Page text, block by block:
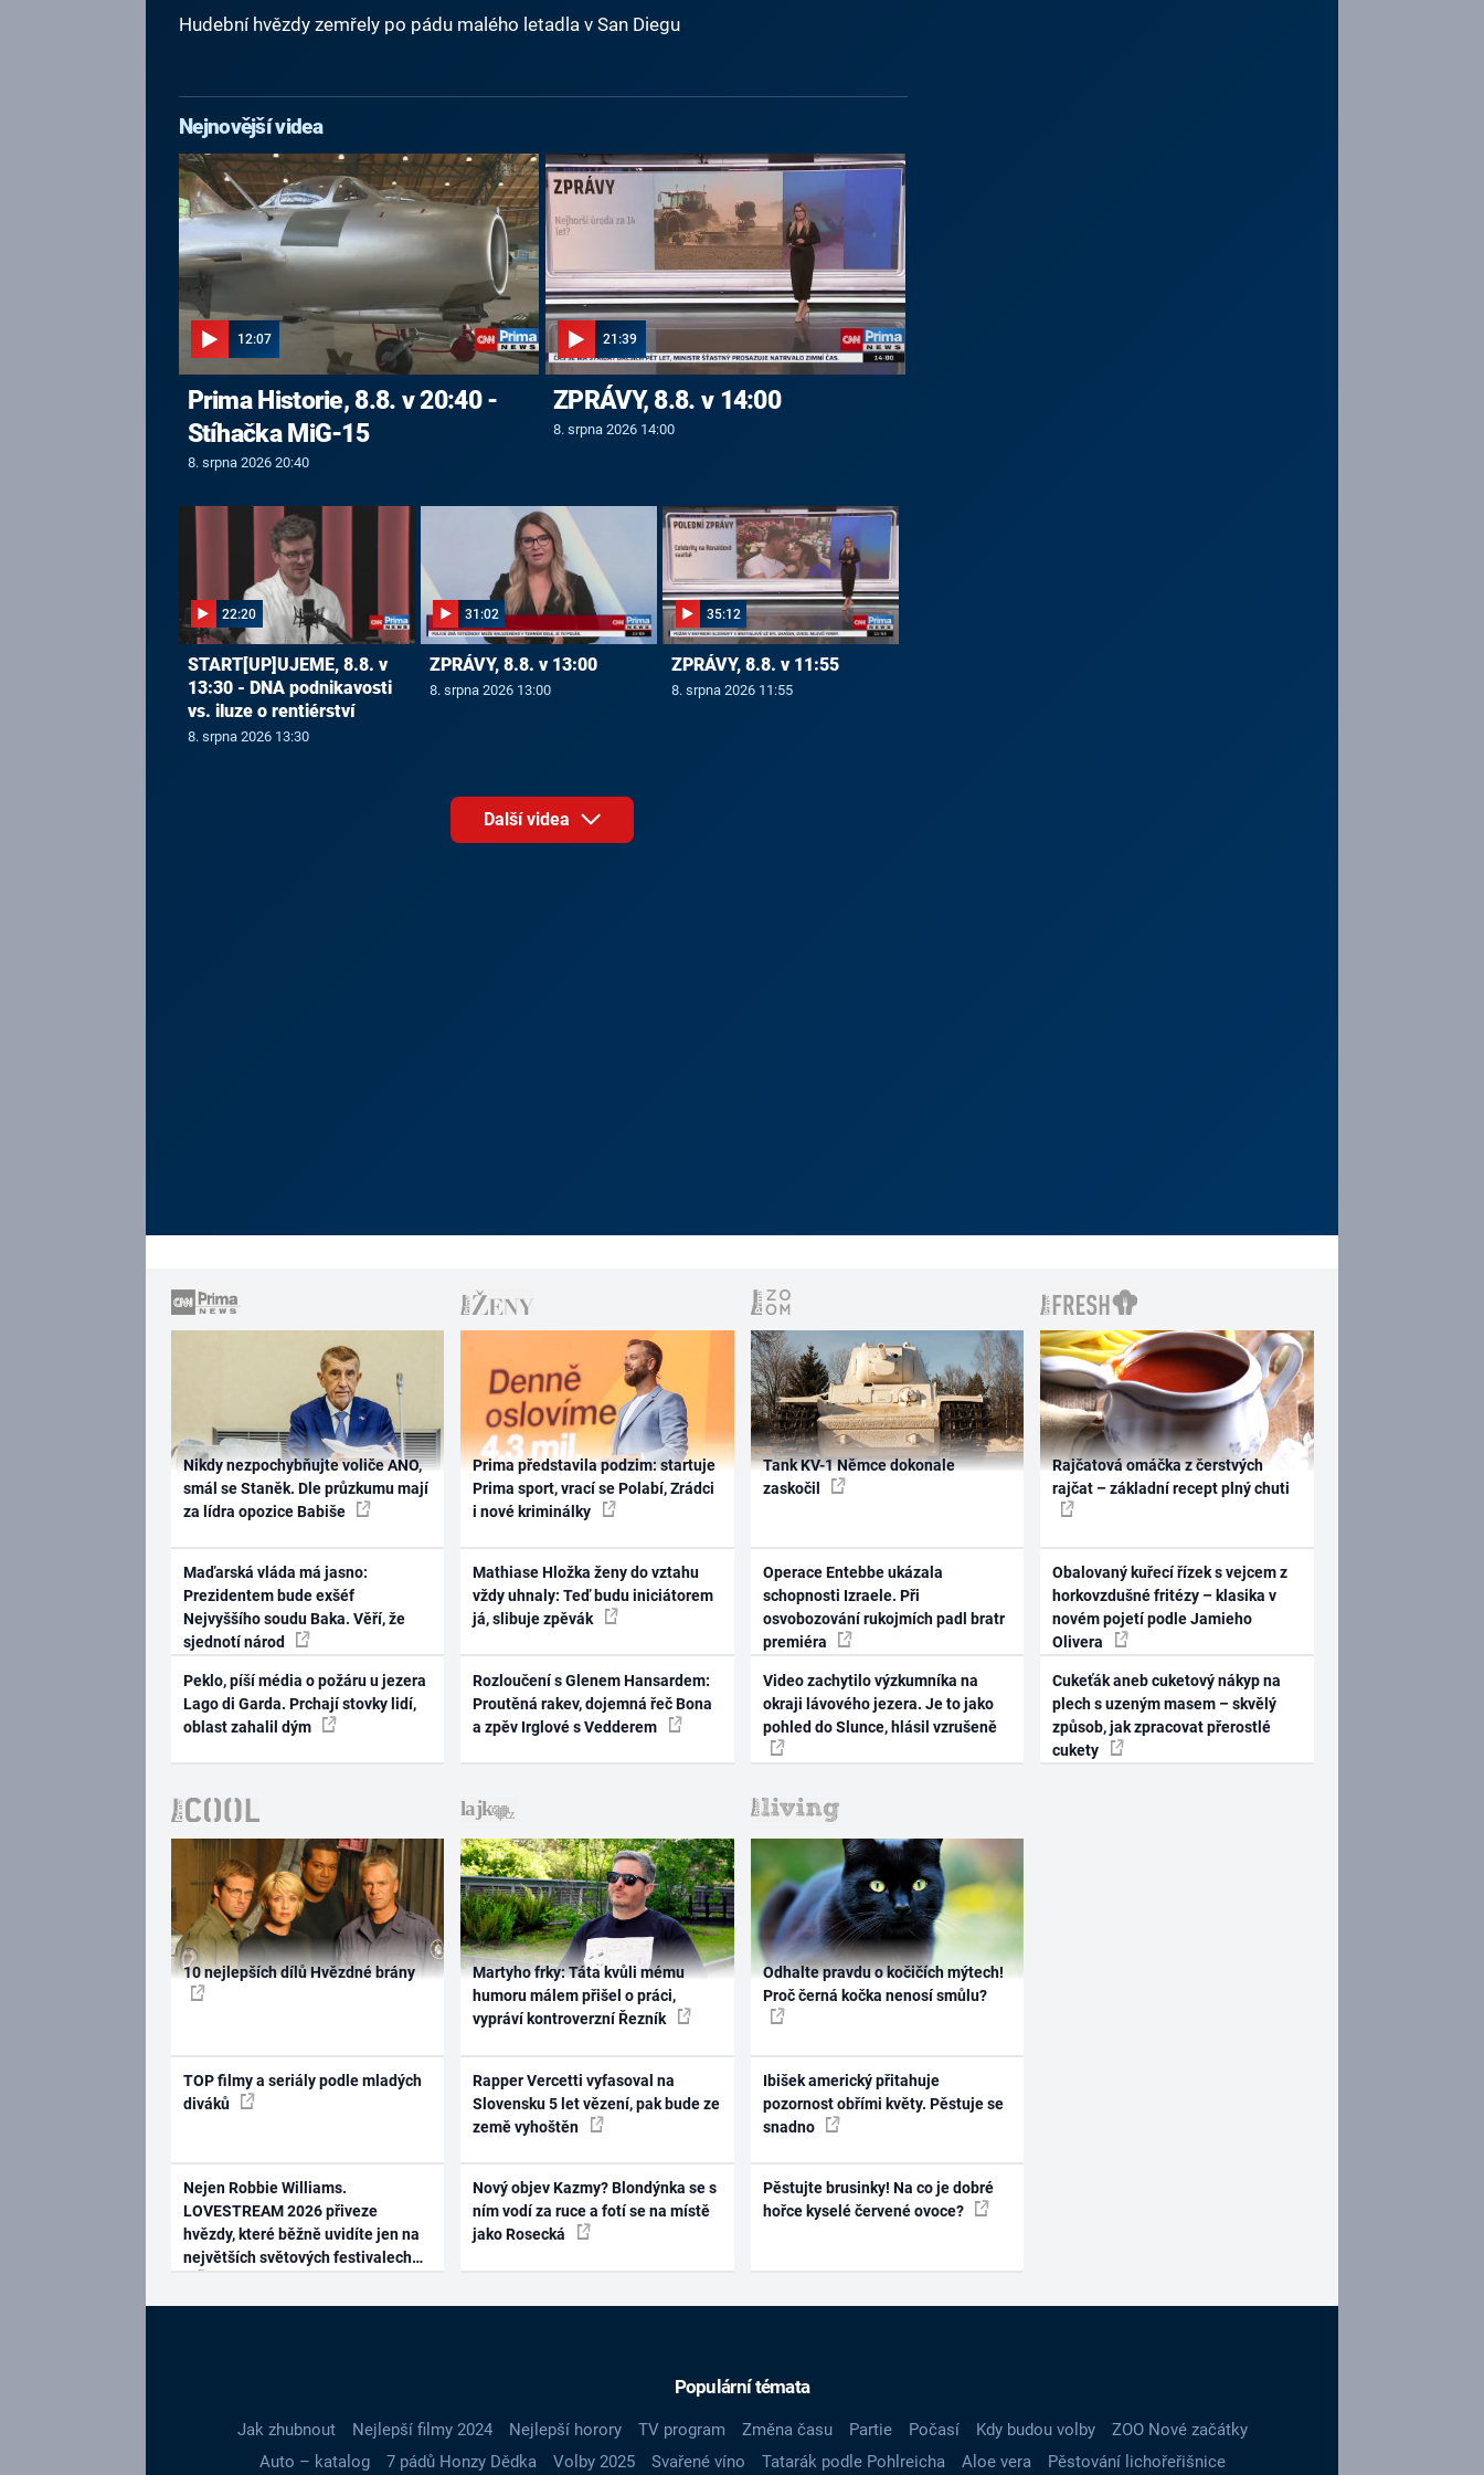
Hudební hvězdy zemřely po pádu malého letadla v San Diegu
Nejnovější videa
12:07
Prima Historie, 8.8. v 20:40 -
Stíhačka MiG-15
8. srpna 2026 20:40
21:39
ZPRÁVY, 8.8. v 14:00
8. srpna 2026 14:00
22:20
START[UP]UJEME, 8.8. v
13:30 - DNA podnikavosti
vs. iluze o rentiérství
8. srpna 2026 13:30
31:02
ZPRÁVY, 8.8. v 13:00
8. srpna 2026 13:00
35:12
ZPRÁVY, 8.8. v 11:55
8. srpna 2026 11:55
Další videa
Nikdy nezpochybňujte voliče ANO,
smál se Staněk. Dle průzkumu mají
za lídra opozice Babiše
Maďarská vláda má jasno:
Prezidentem bude exšéf
Nejvyššího soudu Baka. Věří, že
sjednotí národ
Peklo, píší média o požáru u jezera
Lago di Garda. Prchají stovky lidí,
oblast zahalil dým
Prima představila podzim: startuje
Prima sport, vrací se Polabí, Zrádci
i nové kriminálky
Mathiase Hložka ženy do vztahu
vždy uhnaly: Teď budu iniciátorem
já, slibuje zpěvák
Rozloučení s Glenem Hansardem:
Proutěná rakev, dojemná řeč Bona
a zpěv Irglové s Vedderem
Tank KV-1 Němce dokonale
zaskočil
Operace Entebbe ukázala
schopnosti Izraele. Při
osvobozování rukojmích padl bratr
premiéra
Video zachytilo výzkumníka na
okraji lávového jezera. Je to jako
pohled do Slunce, hlásil vzrušeně
Rajčatová omáčka z čerstvých
rajčat – základní recept plný chuti
Obalovaný kuřecí řízek s vejcem z
horkovzdušné fritézy – klasika v
novém pojetí podle Jamieho
Olivera
Cukeťák aneb cuketový nákyp na
plech s uzeným masem – skvělý
způsob, jak zpracovat přerostlé
cukety
10 nejlepších dílů Hvězdné brány
TOP filmy a seriály podle mladých
diváků
Nejen Robbie Williams.
LOVESTREAM 2026 přiveze
hvězdy, které běžně uvidíte jen na
největších světových festivalech
Martyho frky: Táta kvůli mému
humoru málem přišel o práci,
vypráví kontroverzní Řezník
Rapper Vercetti vyfasoval na
Slovensku 5 let vězení, pak bude ze
země vyhoštěn
Nový objev Kazmy? Blondýnka se s
ním vodí za ruce a fotí se na místě
jako Rosecká
Odhalte pravdu o kočičích mýtech!
Proč černá kočka nenosí smůlu?
Ibišek americký přitahuje
pozornost obřími květy. Pěstuje se
snadno
Pěstujte brusinky! Na co je dobré
hořce kyselé červené ovoce?
Populární témata
Jak zhubnout Nejlepší filmy 2024 Nejlepší horory TV program Změna času Partie Počasí Kdy budou volby
ZOO Nové začátky
Auto – katalog
7 pádů Honzy Dědka Volby 2025 Svařené víno Tatarák podle Pohlreicha Aloe vera Pěstování lichořeřišnice